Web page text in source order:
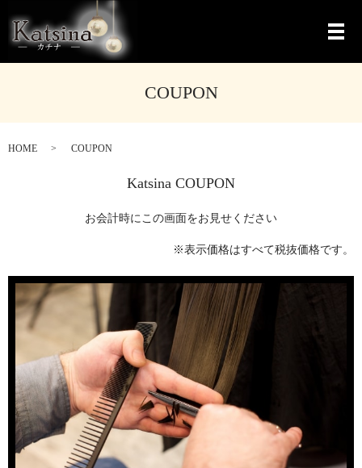
メ
COUPON
HOME COUPON
Katsina COUPON
お会計時にこの画面をお見せください
※表示価格はすべて税抜価格です。